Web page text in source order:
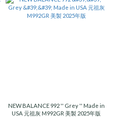
NEW BALANCE 992 '' Grey '' Made in
USA 元祖灰 M992GR 美製 2025年版